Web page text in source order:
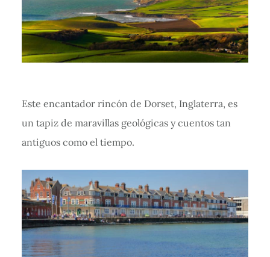
Este encantador rincón de Dorset, Inglaterra, es
un tapiz de maravillas geológicas y cuentos tan
antiguos como el tiempo.